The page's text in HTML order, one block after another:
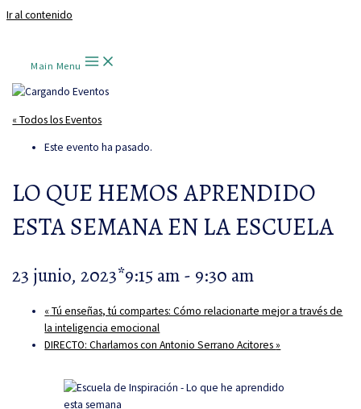
Ir al contenido
Main Menu
« Todos los Eventos
Este evento ha pasado.
LO QUE HEMOS APRENDIDO
ESTA SEMANA EN LA ESCUELA
23 junio, 2023*9:15 am- 9:30 am
«Tú enseñas, tú compartes: Cómo relacionarte mejor a través de
la inteligencia emocional
DIRECTO: Charlamos con Antonio Serrano Acitores»